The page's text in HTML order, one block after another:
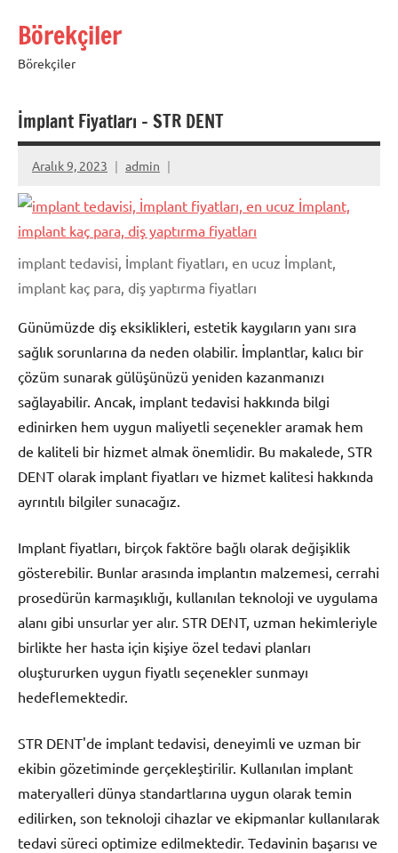
Börekçiler
Börekçiler
İmplant Fiyatları – STR DENT
Aralık 9, 2023 admin
implant tedavisi, İmplant fiyatları, en ucuz İmplant,
implant kaç para, diş yaptırma fiyatları
Günümüzde diş eksiklikleri, estetik kaygıların yanı sıra
sağlık sorunlarına da neden olabilir. İmplantlar, kalıcı bir
çözüm sunarak gülüşünüzü yeniden kazanmanızı
sağlayabilir. Ancak, implant tedavisi hakkında bilgi
edinirken hem uygun maliyetli seçenekler aramak hem
de kaliteli bir hizmet almak önemlidir. Bu makalede, STR
DENT olarak implant fiyatları ve hizmet kalitesi hakkında
ayrıntılı bilgiler sunacağız.
Implant fiyatları, birçok faktöre bağlı olarak değişiklik
gösterebilir. Bunlar arasında implantın malzemesi, cerrahi
prosedürün karmaşıklığı, kullanılan teknoloji ve uygulama
alanı gibi unsurlar yer alır. STR DENT, uzman hekimleriyle
birlikte her hasta için kişiye özel tedavi planları
oluştururken uygun fiyatlı seçenekler sunmayı
hedeflemektedir.
STR DENT'de implant tedavisi, deneyimli ve uzman bir
ekibin gözetiminde gerçekleştirilir. Kullanılan implant
materyalleri dünya standartlarına uygun olarak temin
edilirken, son teknoloji cihazlar ve ekipmanlar kullanılarak
tedavi süreci optimize edilmektedir. Tedavinin başarısı ve